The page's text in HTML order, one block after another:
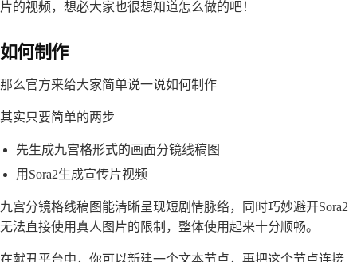
片的视频，想必大家也很想知道怎么做的吧！
如何制作
那么官方来给大家简单说一说如何制作
其实只要简单的两步
先生成九宫格形式的画面分镜线稿图
用Sora2生成宣传片视频
九宫分镜格线稿图能清晰呈现短剧情脉络，同时巧妙避开Sora2
无法直接使用真人图片的限制，整体使用起来十分顺畅。
在献丑平台中，你可以新建一个文本节点，再把这个节点连接